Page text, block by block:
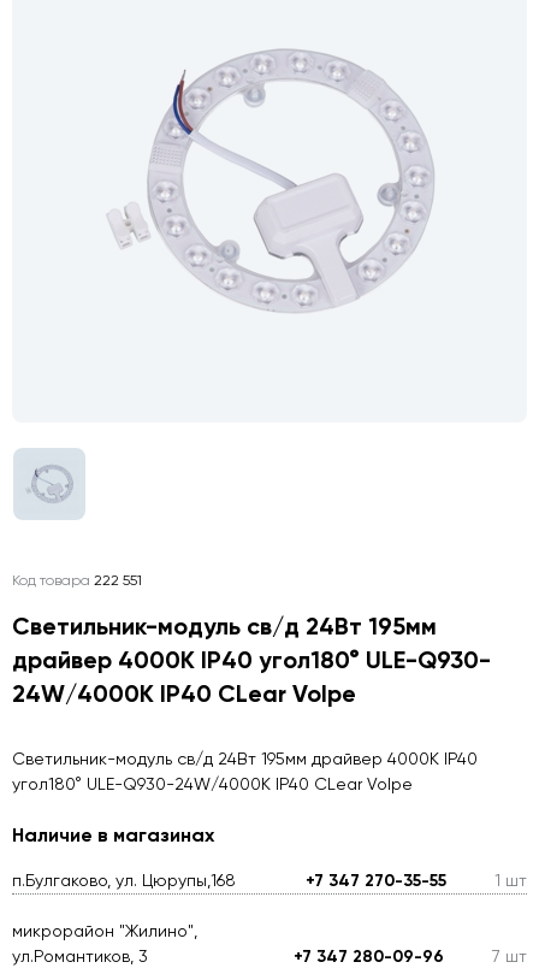
Код товара 222 551
Светильник-модуль св/д 24Вт 195мм
драйвер 4000K IP40 угол180° ULE-Q930-
24W/4000K IP40 CLear Volpe
Светильник-модуль св/д 24Вт 195мм драйвер 4000K IP40
угол180° ULE-Q930-24W/4000K IP40 CLear Volpe
Наличие в магазинах
п.Булгаково, ул. Цюрупы,168 +7 347 270-35-55 1 шт
микрорайон "Жилино",
ул.Романтиков, 3
+7 347 280-09-96 7 шт